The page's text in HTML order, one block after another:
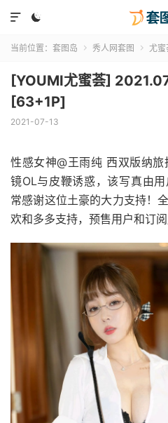


当前位置： 套图岛  秀人网套图  尤蜜
[YOUMI尤蜜荟]
[63+1P]
2021-07-13
性感女神@王雨纯 西双版纳
镜OL与皮鞭诱惑，该写真由
常感谢这位土豪的大力支持！
欢和多多支持，预售用户和订阅